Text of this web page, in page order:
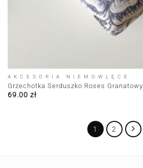
AKCESORIA NIEMOWLĘCE
Grzechotka Serduszko Roses Granatowy
69.00 zł
1 2